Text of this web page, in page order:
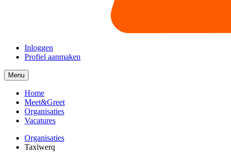
Inloggen
Profiel aanmaken
MenuMenu
collapsed
Home
Meet&Greet
Organisaties
Vacatures
Organisaties
Taxiwerq